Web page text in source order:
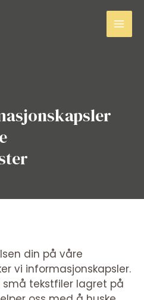
din på våre
vi informasjonskapsler.
små tekstfiler lagret på